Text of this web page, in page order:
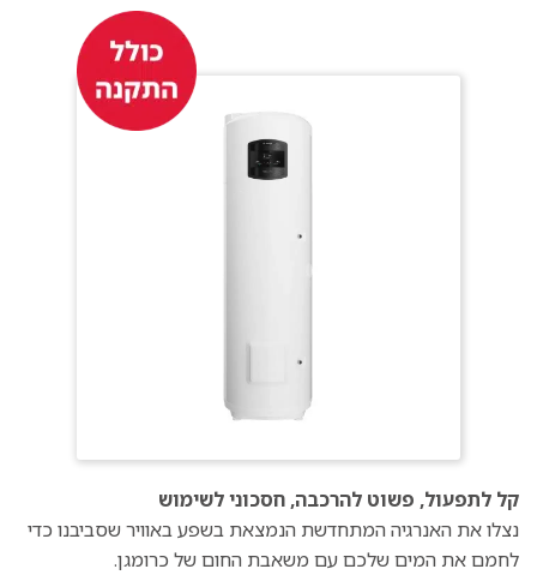
קל לתפעול, פשוט להרכבה, חסכוני לשימוש
נצלו את האנרגיה המתחדשת הנמצאת בשפע באוויר שסביבנו כדי
לחמם את המים שלכם עם משאבת החום של כרומגן.